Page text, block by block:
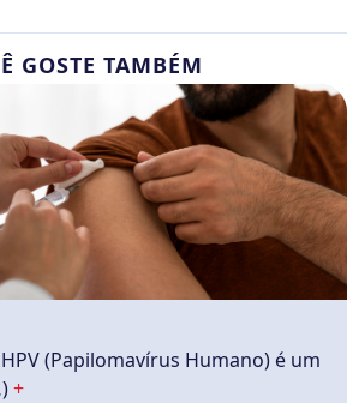
GOSTE TAMBÉM
(Papilomavírus Humano) é um
+